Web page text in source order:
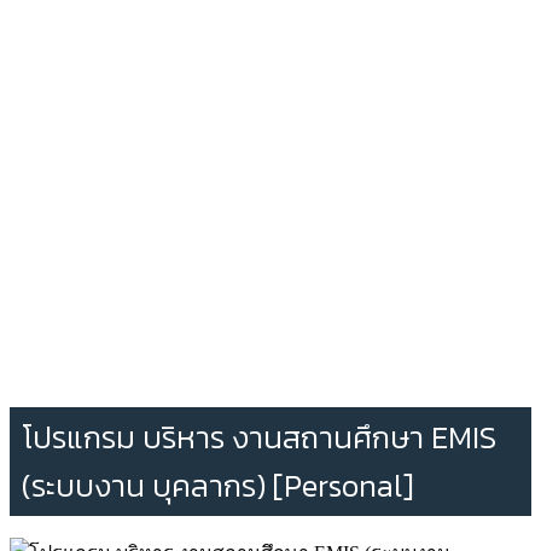
โปรแกรม บริหาร งานสถานศึกษา EMIS
(ระบบงาน บุคลากร) [Personal]